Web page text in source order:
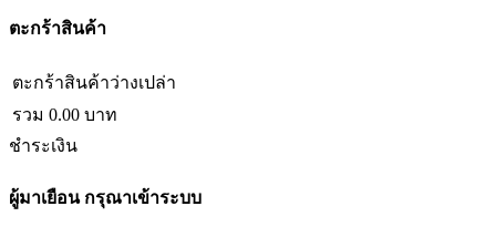
ตะกร้าสินค้า
ตะกร้าสินค้าว่างเปล่า
รวม 0.00 บาท
ชำระเงิน
ผู้มาเยือนกรุณาเข้าระบบ